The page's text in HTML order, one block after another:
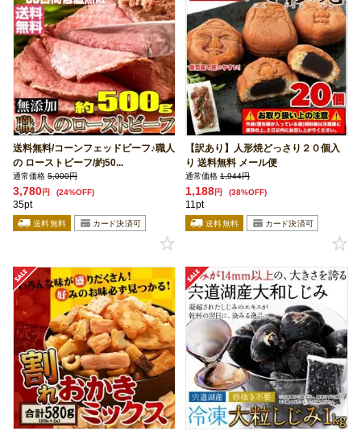
送料無料/コーンフェッドビーフ♪職人
の ローストビーフ/約50...
通常価格 5,000円
3,780円 (24%OFF)
35pt
【訳あり】人形焼どっさり２０個入
り 送料無料 メール便
通常価格 1,944円
1,188円 (38%OFF)
11pt